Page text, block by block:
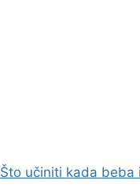
Što učiniti kada beba